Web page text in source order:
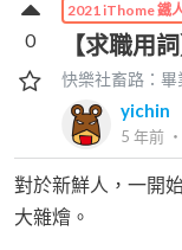
2021 iThome 鐵
【求職用
快樂社畜路：
yichin
5 年前 ‧
0
對於新鮮人，一開
大雜燴。